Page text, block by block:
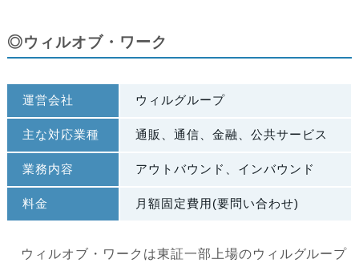
◎ウィルオブ・ワーク
運営会社 ウィルグループ
主な対応業種 通販、通信、金融、公共サービス
業務内容 アウトバウンド、インバウンド
料金 月額固定費用(要問い合わせ)
ウィルオブ・ワークは東証一部上場のウィルグループ